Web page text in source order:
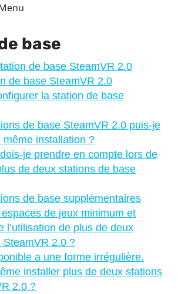
base
de base SteamVR 2.0
de base SteamVR 2.0
la station de base
de base SteamVR 2.0 puis-je
même installation ?
je prendre en compte lors de
de deux stations de base
de base supplémentaires
de jeux minimum et
l’utilisation de plus de deux
2.0 ?
a une forme irrégulière.
installer plus de deux stations
2.0 ?